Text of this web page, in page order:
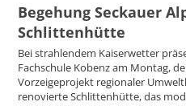
Begehung Seckauer
Schlittenhütte
Bei strahlendem Kaiserwetter
Fachschule Kobenz am Montag,
Vorzeigeprojekt regionaler
renovierte Schlittenhütte, das